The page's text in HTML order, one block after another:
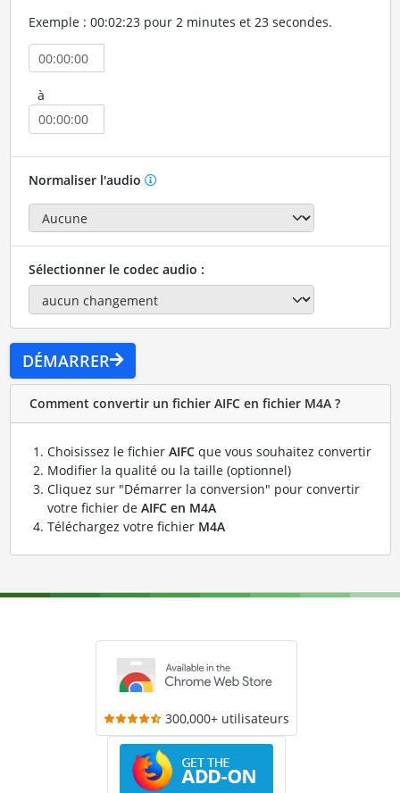
Exemple : 00:02:23 pour 2 minutes et 23 secondes.
à
Normaliser l'audio
Sélectionner le codec audio :
DÉMARRER
Comment convertir un fichier AIFC en fichier M4A ?
Choisissez le fichier AIFCque vous souhaitez convertir
Modifier la qualité ou la taille (optionnel)
Cliquez sur "Démarrer la conversion" pour convertir
votre fichier de AIFC en M4A
Téléchargez votre fichier M4A
300,000+ utilisateurs